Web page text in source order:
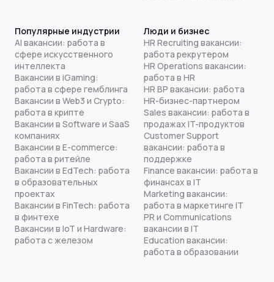
Популярные индустрии
AI вакансии: работа в
сфере искусственного
интеллекта
Вакансии в iGaming:
работа в сфере гемблинга
Вакансии в Web3 и Crypto:
работа в крипте
Вакансии в Software и SaaS
компаниях
Вакансии в E-commerce:
работа в ритейле
Вакансии в EdTech: работа
в образовательных
проектах
Вакансии в FinTech: работа
в финтехе
Вакансии в IoT и Hardware:
работа с железом
Люди и бизнес
HR Recruiting вакансии:
работа рекрутером
HR Operations вакансии:
работа в HR
HR BP вакансии: работа
HR-бизнес-партнером
Sales вакансии: работа в
продажах IT-продуктов
Customer Support
вакансии: работа в
поддержке
Finance вакансии: работа в
финансах в IT
Marketing вакансии:
работа в маркетинге IT
PR и Communications
вакансии в IT
Education вакансии:
работа в образовании